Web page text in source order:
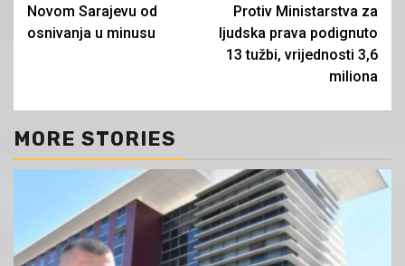
Novom Sarajevu od
osnivanja u minusu
Protiv Ministarstva za
ljudska prava podignuto
13 tužbi, vrijednosti 3,6
miliona
MORE STORIES